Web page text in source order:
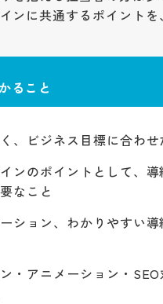
ンに共通するポイントを
ること
、ビジネス目標に合わ
ンのポイントとして、
なこと
ション、わかりやすい
・アニメーション・